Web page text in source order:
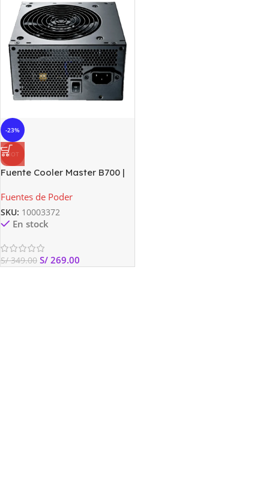
-23%
HOT
Fuente Cooler Master B700 |
Fuentes de Poder
SKU: 10003372
En stock
S/349.00 S/ 269.00